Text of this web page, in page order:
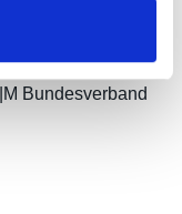
Bundesverband